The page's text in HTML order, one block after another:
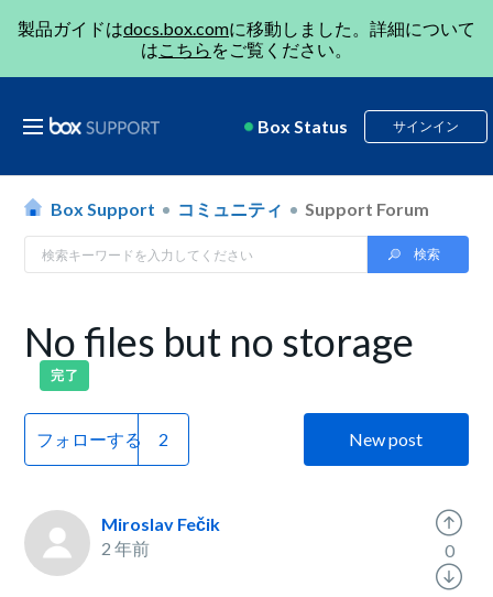
製品ガイドはdocs.box.comに移動しました。詳細について
はこちら をご覧ください。
Box Status サインイン
Box Support コミュニティ Support Forum
No files but no storage
完了
フォローする New post
Miroslav Fečik
2 年前
0